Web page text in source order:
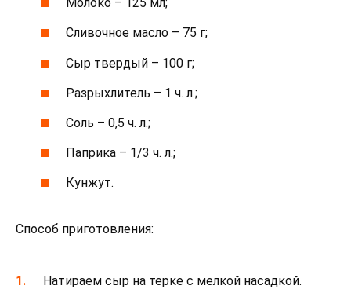
Сливочное масло – 75 г;
Сыр твердый – 100 г;
Разрыхлитель – 1 ч. л.;
Соль – 0,5 ч. л.;
Паприка – 1/3 ч. л.;
Кунжут.
Способ приготовления:
Натираем сыр на терке с мелкой насадкой.